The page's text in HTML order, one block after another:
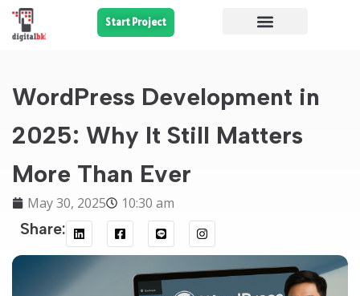
Start Project
WordPress Development in
2025: Why It Still Matters
More Than Ever
May 30, 2025 10:30 am
Share: